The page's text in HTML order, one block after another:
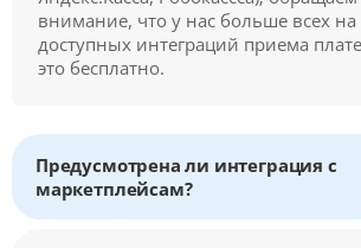
внимание, что у нас больше всех
доступных интеграций приема
это бесплатно.
Предусмотрена ли интеграция с
маркетплейсам?